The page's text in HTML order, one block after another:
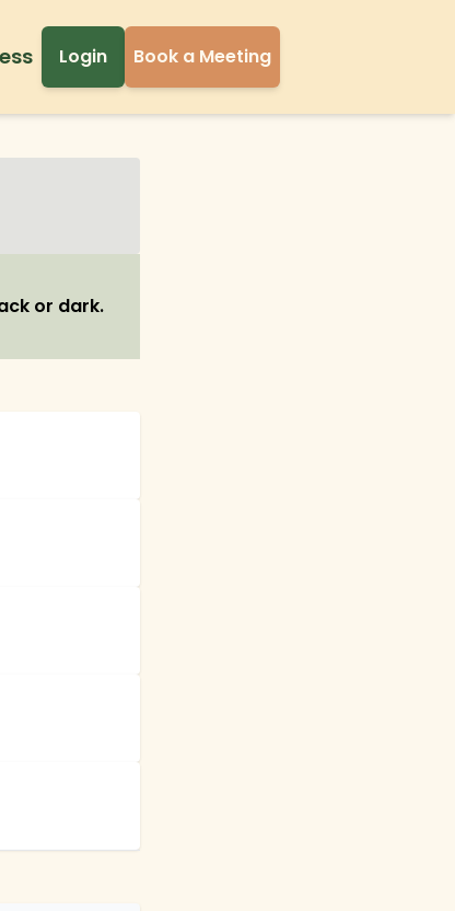
Login Book a Meeting
or dark.